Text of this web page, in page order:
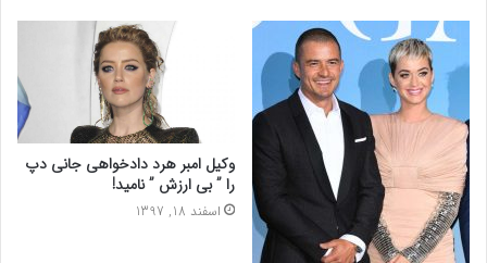
وکیل امبر هرد دادخواهی جانی دپ
را ” بی ارزش ” نامید!
اسفند 18, 1397